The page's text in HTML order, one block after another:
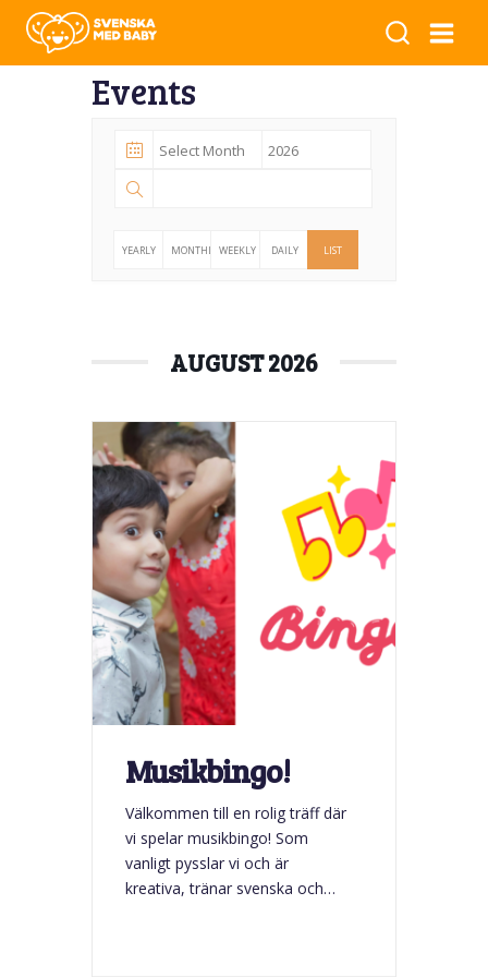
Events
YEARLY MONTHLY WEEKLY DAILY LIST
AUGUST 2026
Musikbingo!
Välkommen till en rolig träff där
vi spelar musikbingo! Som
vanligt pysslar vi och är
kreativa, tränar svenska och